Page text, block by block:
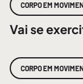
CORPO EM
Vai se
CORPO EM